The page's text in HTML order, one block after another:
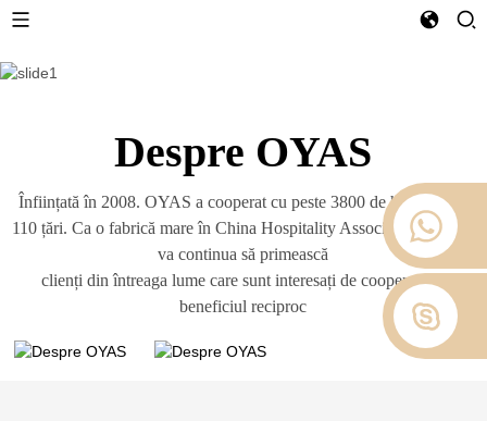
Despre OYAS
Înființată în 2008. OYAS a cooperat cu peste 3800 de hoteluri din
110 țări. Ca o fabrică mare în China Hospitality Association. OYAS
va continua să primească
clienți din întreaga lume care sunt interesați de cooperare în
beneficiul reciproc